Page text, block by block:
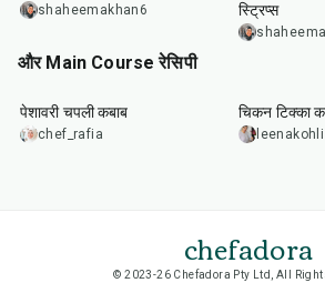
shaheemakhan6
स्ट्रिप्स
और Main Course रेसिपी
50
पेशावरी चपली कबाब
chef_rafia
चिकन टिक्का
leenakohli
chefadora
© 2023-26 Chefadora Pty Ltd, All